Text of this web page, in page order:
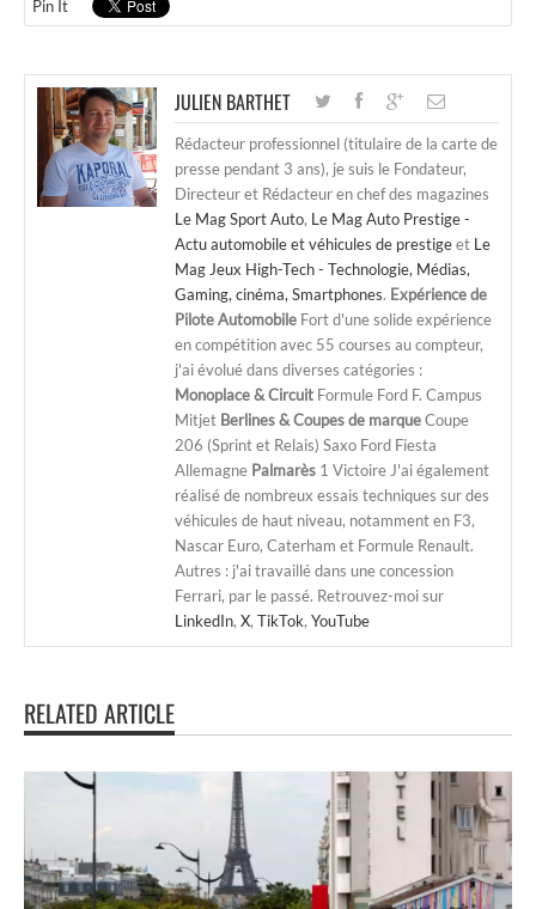
Pin It
JULIEN BARTHET
Rédacteur professionnel (titulaire de la carte de
presse pendant 3 ans), je suis le Fondateur,
Directeur et Rédacteur en chef des magazines
Le Mag Sport Auto, Le Mag Auto Prestige -
Actu automobile et véhicules de prestigeet Le
Mag Jeux High-Tech - Technologie, Médias,
Gaming, cinéma, Smartphones. Expérience de
Pilote Automobile Fort d'une solide expérience
en compétition avec 55 courses au compteur,
j'ai évolué dans diverses catégories :
Monoplace & Circuit Formule Ford F. Campus
Mitjet Berlines & Coupes de marqueCoupe
206 (Sprint et Relais) Saxo Ford Fiesta
Allemagne Palmarès 1 Victoire J'ai également
réalisé de nombreux essais techniques sur des
véhicules de haut niveau, notamment en F3,
Nascar Euro, Caterham et Formule Renault.
Autres : j'ai travaillé dans une concession
Ferrari, par le passé. Retrouvez-moi sur
LinkedIn, X, TikTok, YouTube
RELATED ARTICLE